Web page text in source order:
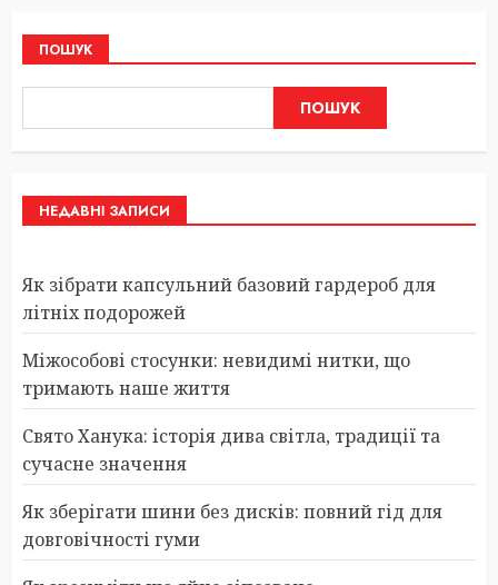
ПОШУК
ПОШУК
НЕДАВНІ ЗАПИСИ
Як зібрати капсульний базовий гардероб для
літніх подорожей
Міжособові стосунки: невидимі нитки, що
тримають наше життя
Свято Ханука: історія дива світла, традиції та
сучасне значення
Як зберігати шини без дисків: повний гід для
довговічності гуми